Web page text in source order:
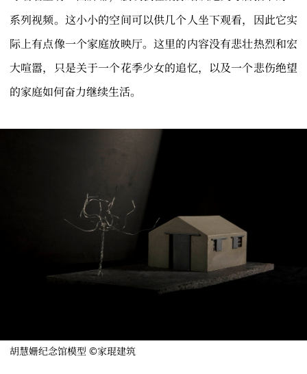
系列视频。这小小的空间可以供几个人坐下观看，因此它实
际上有点像一个家庭放映厅。这里的内容没有悲壮热烈和宏
大喧嚣，只是关于一个花季少女的追忆，以及一个悲伤绝望
的家庭如何奋力继续生活。
胡慧姗纪念馆模型 ©家琨建筑